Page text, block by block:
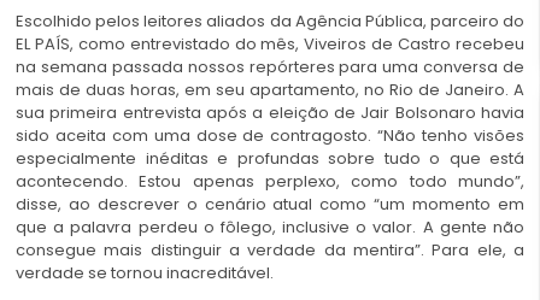
Escolhido pelos leitores aliados da Agência Pública, parceiro do
EL PAÍS, como entrevistado do mês, Viveiros de Castro recebeu
na semana passada nossos repórteres para uma conversa de
mais de duas horas, em seu apartamento, no Rio de Janeiro. A
sua primeira entrevista após a eleição de Jair Bolsonaro havia
sido aceita com uma dose de contragosto. “Não tenho visões
especialmente inéditas e profundas sobre tudo o que está
acontecendo. Estou apenas perplexo, como todo mundo”,
disse, ao descrever o cenário atual como “um momento em
que a palavra perdeu o fôlego, inclusive o valor. A gente não
consegue mais distinguir a verdade da mentira”. Para ele, a
verdade se tornou inacreditável.